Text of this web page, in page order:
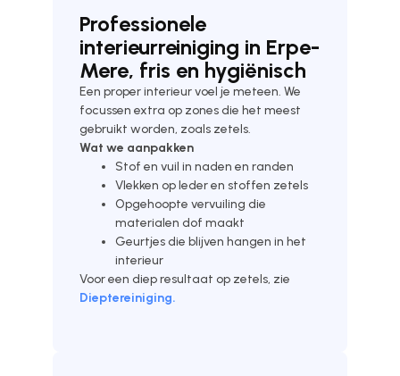
Professionele
interieurreiniging in Erpe-
Mere, fris en hygiënisch
Een proper interieur voel je meteen. We
focussen extra op zones die het meest
gebruikt worden, zoals zetels.
Wat we aanpakken
Stof en vuil in naden en randen
Vlekken op leder en stoffen zetels
Opgehoopte vervuiling die
materialen dof maakt
Geurtjes die blijven hangen in het
interieur
Voor een diep resultaat op zetels, zie
Dieptereiniging.